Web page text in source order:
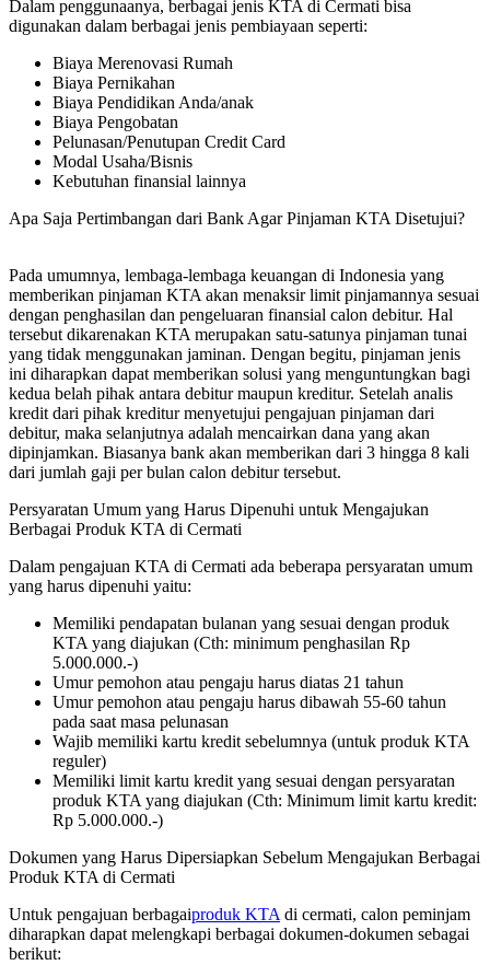
Dalam penggunaanya, berbagai jenis KTA di Cermati bisa
digunakan dalam berbagai jenis pembiayaan seperti:
Biaya Merenovasi Rumah
Biaya Pernikahan
Biaya Pendidikan Anda/anak
Biaya Pengobatan
Pelunasan/Penutupan Credit Card
Modal Usaha/Bisnis
Kebutuhan finansial lainnya
Apa Saja Pertimbangan dari Bank Agar Pinjaman KTA Disetujui?
Pada umumnya, lembaga-lembaga keuangan di Indonesia yang
memberikan pinjaman KTA akan menaksir limit pinjamannya sesuai
dengan penghasilan dan pengeluaran finansial calon debitur. Hal
tersebut dikarenakan KTA merupakan satu-satunya pinjaman tunai
yang tidak menggunakan jaminan. Dengan begitu, pinjaman jenis
ini diharapkan dapat memberikan solusi yang menguntungkan bagi
kedua belah pihak antara debitur maupun kreditur. Setelah analis
kredit dari pihak kreditur menyetujui pengajuan pinjaman dari
debitur, maka selanjutnya adalah mencairkan dana yang akan
dipinjamkan. Biasanya bank akan memberikan dari 3 hingga 8 kali
dari jumlah gaji per bulan calon debitur tersebut.
Persyaratan Umum yang Harus Dipenuhi untuk Mengajukan
Berbagai Produk KTA di Cermati
Dalam pengajuan KTA di Cermati ada beberapa persyaratan umum
yang harus dipenuhi yaitu:
Memiliki pendapatan bulanan yang sesuai dengan produk
KTA yang diajukan (Cth: minimum penghasilan Rp
5.000.000.-)
Umur pemohon atau pengaju harus diatas 21 tahun
Umur pemohon atau pengaju harus dibawah 55-60 tahun
pada saat masa pelunasan
Wajib memiliki kartu kredit sebelumnya (untuk produk KTA
reguler)
Memiliki limit kartu kredit yang sesuai dengan persyaratan
produk KTA yang diajukan (Cth: Minimum limit kartu kredit:
Rp 5.000.000.-)
Dokumen yang Harus Dipersiapkan Sebelum Mengajukan Berbagai
Produk KTA di Cermati
Untuk pengajuan berbagaiproduk KTAdi cermati, calon peminjam
diharapkan dapat melengkapi berbagai dokumen-dokumen sebagai
berikut: